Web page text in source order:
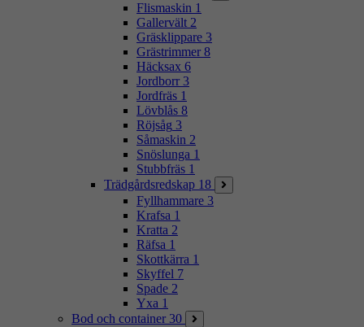
Flismaskin 1
Gallervält 2
Gräsklippare 3
Grästrimmer 8
Häcksax 6
Jordborr 3
Jordfräs 1
Lövblås 8
Röjsåg 3
Såmaskin 2
Snöslunga 1
Stubbfräs 1
Trädgårdsredskap 18
Fyllhammare 3
Krafsa 1
Kratta 2
Räfsa 1
Skottkärra 1
Skyffel 7
Spade 2
Yxa 1
Bod och container 30